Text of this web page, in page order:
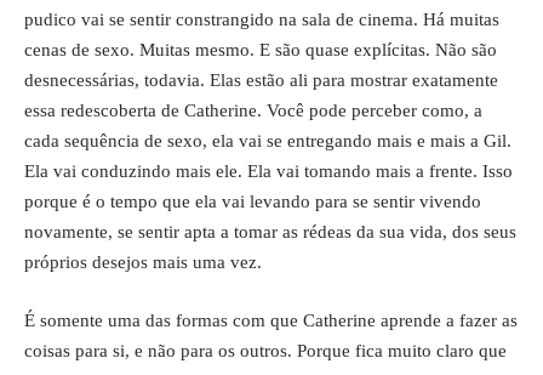
pudico vai se sentir constrangido na sala de cinema. Há muitas
cenas de sexo. Muitas mesmo. E são quase explícitas. Não são
desnecessárias, todavia. Elas estão ali para mostrar exatamente
essa redescoberta de Catherine. Você pode perceber como, a
cada sequência de sexo, ela vai se entregando mais e mais a Gil.
Ela vai conduzindo mais ele. Ela vai tomando mais a frente. Isso
porque é o tempo que ela vai levando para se sentir vivendo
novamente, se sentir apta a tomar as rédeas da sua vida, dos seus
próprios desejos mais uma vez.
É somente uma das formas com que Catherine aprende a fazer as
coisas para si, e não para os outros. Porque fica muito claro que